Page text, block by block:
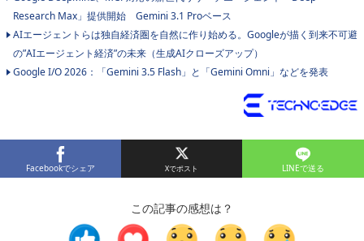
Research Max」提供開始 Gemini 3.1 Proベース
AIエージェントらは独自経済圏を自然に作り始める。Googleが描く到来不可避
の”AIエージェント経済”の未来（生成AIクローズアップ）
Google I/O 2026：「Gemini 3.5 Flash」と「Gemini Omni」などを発表
Facebookでシェア LINEで送る
この記事の感想は？